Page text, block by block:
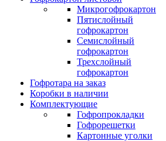
Микрогофрокартон
Пятислойный
гофрокартон
Семислойный
гофрокартон
Трехслойный
гофрокартон
Гофротара на заказ
Коробки в наличии
Комплектующие
Гофропрокладки
Гофрорешетки
Картонные уголки